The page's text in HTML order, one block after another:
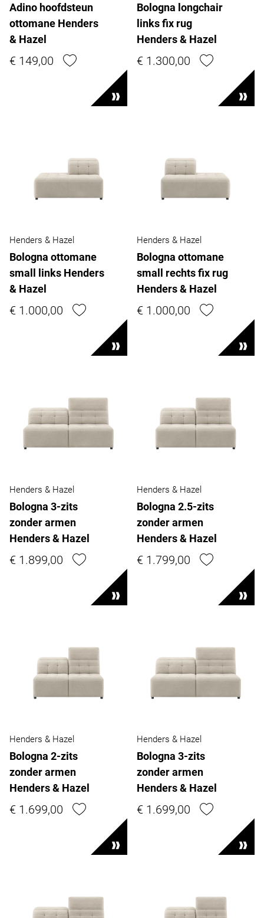
Adino hoofdsteun
ottomane Henders
& Hazel
€ 149,00
Bologna longchair
links fix rug
Henders & Hazel
€ 1.300,00
Henders & Hazel
Bologna ottomane
small links Henders
& Hazel
€ 1.000,00
Henders & Hazel
Bologna ottomane
small rechts fix rug
Henders & Hazel
€ 1.000,00
Henders & Hazel
Bologna 3-zits
zonder armen
Henders & Hazel
€ 1.899,00
Henders & Hazel
Bologna 2.5-zits
zonder armen
Henders & Hazel
€ 1.799,00
Henders & Hazel
Bologna 2-zits
zonder armen
Henders & Hazel
€ 1.699,00
Henders & Hazel
Bologna 3-zits
zonder armen
Henders & Hazel
€ 1.699,00